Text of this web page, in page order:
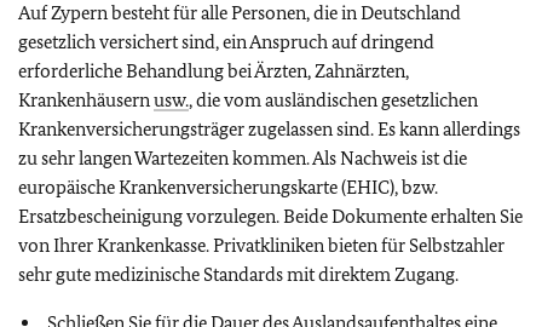
Auf Zypern besteht für alle Personen, die in Deutschland
gesetzlich versichert sind, ein Anspruch auf dringend
erforderliche Behandlung bei Ärzten, Zahnärzten,
Krankenhäusernusw., die vom ausländischen gesetzlichen
Krankenversicherungsträger zugelassen sind. Es kann allerdings
zu sehr langen Wartezeiten kommen. Als Nachweis ist die
europäische Krankenversicherungskarte (EHIC), bzw.
Ersatzbescheinigung vorzulegen. Beide Dokumente erhalten Sie
von Ihrer Krankenkasse. Privatkliniken bieten für Selbstzahler
sehr gute medizinische Standards mit direktem Zugang.